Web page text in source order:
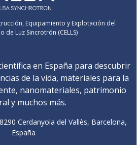
Equipamiento y Explotación del
de Luz Sincrotrón (CELLS)
en España para descubrir
de la vida, materiales para la
nanomateriales, patrimonio
y muchos más.
Cerdanyola del Vallès, Barcelona,
España